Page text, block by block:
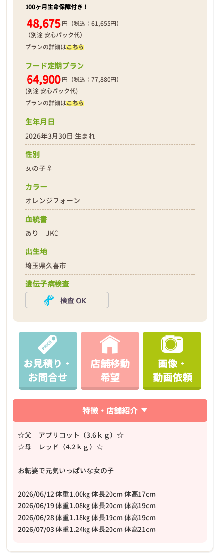
100ヶ月生命保障付き！
48,675 円（税込：61,655円）
（別途 安心パック代）
プランの詳細はこちら
フード定期プラン
64,900 円（税込：77,880円）
(別途 安心パック代)
プランの詳細はこちら
生年月日
2026年3月30日 生まれ
性別
女の子♀
カラー
オレンジフォーン
血統書
あり JKC
出生地
埼玉県久喜市
遺伝子病検査
お見積り・
お問合せ
店舗移動
希望
画像・
動画依頼
特徴・店舗紹介
☆父 アプリコット（3.6ｋｇ）☆
☆母 レッド（4.2ｋｇ）☆
お転婆で元気いっぱいな女の子
2026/06/12 体重1.00㎏ 体長20cm 体高17cm
2026/06/19 体重1.08㎏ 体長20cm 体高19cm
2026/06/28 体重1.18㎏ 体長19cm 体高19cm
2026/07/03 体重1.24㎏ 体長20cm 体高21cm